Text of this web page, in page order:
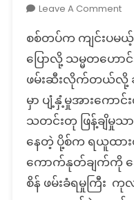
Leave A CommentOn
ရွ
ပွဲ
လ
ခံ
လို့
စိန်
ကို
စစ်တပ်က ကျင်းပမ
ပြောလို့ သမ္မတဟေ
ဖမ်းဆီးလိုက်တယ်လို့
မှာ ပျံ့နှံ့မှုအား‌ကေ
သတင်းတု ဖြန့်ချိမှုသ
နေတဲ့ ပို့စ်က ရယူထား
ကောက်နုတ်ချက်ကို အ
စိန် ဖမ်းခံရမှုကြီး